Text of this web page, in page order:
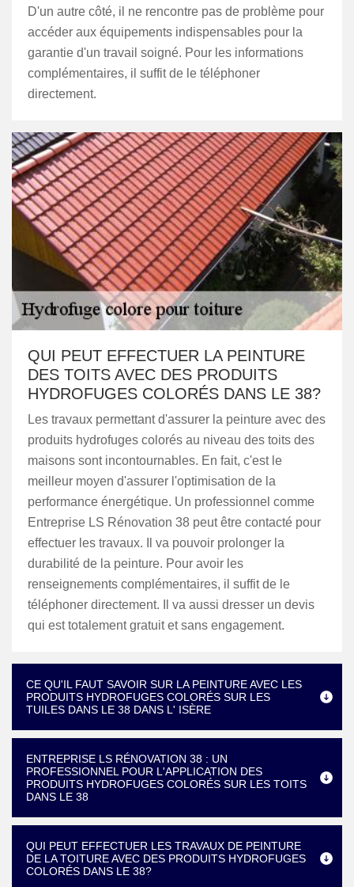
D'un autre côté, il ne rencontre pas de problème pour
accéder aux équipements indispensables pour la
garantie d'un travail soigné. Pour les informations
complémentaires, il suffit de le téléphoner
directement.
QUI PEUT EFFECTUER LA PEINTURE
DES TOITS AVEC DES PRODUITS
HYDROFUGES COLORÉS DANS LE 38?
Les travaux permettant d'assurer la peinture avec des
produits hydrofuges colorés au niveau des toits des
maisons sont incontournables. En fait, c'est le
meilleur moyen d'assurer l'optimisation de la
performance énergétique. Un professionnel comme
Entreprise LS Rénovation 38 peut être contacté pour
effectuer les travaux. Il va pouvoir prolonger la
durabilité de la peinture. Pour avoir les
renseignements complémentaires, il suffit de le
téléphoner directement. Il va aussi dresser un devis
qui est totalement gratuit et sans engagement.
CE QU'IL FAUT SAVOIR SUR LA PEINTURE AVEC LES
PRODUITS HYDROFUGES COLORÉS SUR LES
TUILES DANS LE 38 DANS L' ISÈRE
ENTREPRISE LS RÉNOVATION 38 : UN
PROFESSIONNEL POUR L'APPLICATION DES
PRODUITS HYDROFUGES COLORÉS SUR LES TOITS
DANS LE 38
QUI PEUT EFFECTUER LES TRAVAUX DE PEINTURE
DE LA TOITURE AVEC DES PRODUITS HYDROFUGES
COLORÉS DANS LE 38?